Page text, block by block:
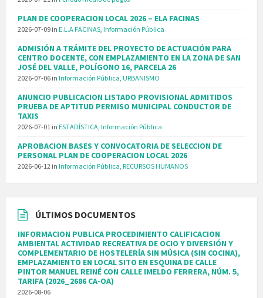
PLAN DE COOPERACION LOCAL 2026 – ELA FACINAS
2026-07-09 in E.L.A FACINAS, Información Pública
ADMISIÓN A TRÁMITE DEL PROYECTO DE ACTUACIÓN PARA
CENTRO DOCENTE, CON EMPLAZAMIENTO EN LA ZONA DE SAN
JOSÉ DEL VALLE, POLÍGONO 16, PARCELA 26
2026-07-06 in Información Pública, URBANISMO
ANUNCIO PUBLICACION LISTADO PROVISIONAL ADMITIDOS
PRUEBA DE APTITUD PERMISO MUNICIPAL CONDUCTOR DE
TAXIS
2026-07-01 in ESTADÍSTICA, Información Pública
APROBACION BASES Y CONVOCATORIA DE SELECCION DE
PERSONAL PLAN DE COOPERACION LOCAL 2026
2026-06-12 in Información Pública, RECURSOS HUMANOS
ÚLTIMOS DOCUMENTOS
INFORMACION PUBLICA PROCEDIMIENTO CALIFICACION
AMBIENTAL ACTIVIDAD RECREATIVA DE OCIO Y DIVERSIÓN Y
COMPLEMENTARIO DE HOSTELERÍA SIN MÚSICA (SIN COCINA),
EMPLAZAMIENTO EN LOCAL SITO EN ESQUINA DE CALLE
PINTOR MANUEL REINÉ CON CALLE IMELDO FERRERA, NÚM. 5,
TARIFA (2026_2686 CA-OA)
2026-08-06